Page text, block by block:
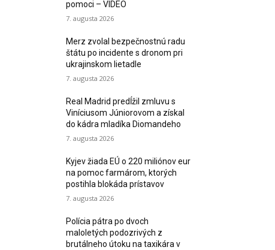
pomoci – VIDEO
7. augusta 2026
Merz zvolal bezpečnostnú radu
štátu po incidente s dronom pri
ukrajinskom lietadle
7. augusta 2026
Real Madrid predĺžil zmluvu s
Viníciusom Júniorovom a získal
do kádra mladíka Diomandeho
7. augusta 2026
Kyjev žiada EÚ o 220 miliónov eur
na pomoc farmárom, ktorých
postihla blokáda prístavov
7. augusta 2026
Polícia pátra po dvoch
maloletých podozrivých z
brutálneho útoku na taxikára v